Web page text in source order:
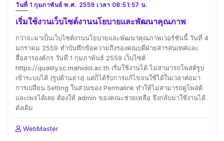
วันที่ 1 กุมภาพันธ์ พ.ศ. 2559 เวลา 08:51:57 น.
เริ่มใช้งานเว็บไซต์งานนโยบายและพัฒนาคุณภาพ
กว่าจะมาเป็นเว็บไซต์งานนโยบายและพัฒนาคุณภาพเวอร์ชันนี้ วันที่ 4
มกราคม 2559 ทำบันทึกข้อความถึงรองคณบดีฝ่ายสารสนเทศและ
สื่อสารองค์กร วันที่ 1 กุมภาพันธ์ 2559 เว็บไซต์
https://quality.sc.mahidol.ac.th เริ่มใช้งานได้ ไม่สามารถโพสต์รูป
เข้าระบบได้ (รูปด้านล่าง) แต่ก็ได้รับการแก้ไขจนใช้ได้ในเวลาต่อมา
การเปลี่ยน Setting ในส่วนของ Permalink ทำให้ไม่สามารถดูโพสต์
และเพจได้เลย ต้องให้ admin ของคณะช่วยเหลือ จึงกลับมาใช้งานได้
ดังเดิม
WebMaster